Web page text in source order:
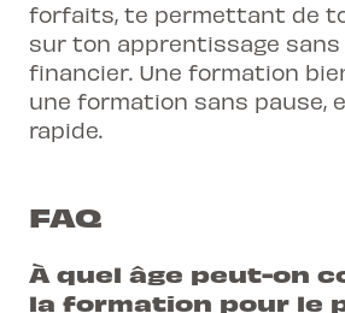
forfaits, te permettant de
sur ton apprentissage
financier. Une formation
une formation sans pause,
rapide.
FAQ
À quel âge peut-on
la formation pour le